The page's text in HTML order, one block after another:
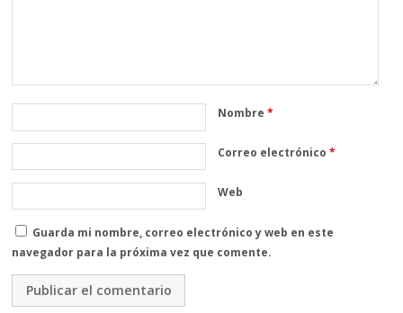
Nombre*
Correo electrónico*
Web
Guarda mi nombre, correo electrónico y web en este
navegador para la próxima vez que comente.